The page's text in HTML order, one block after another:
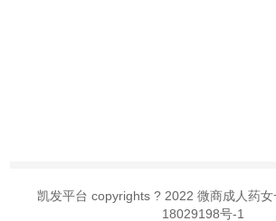
凯发平台 copyrights ? 2022 微商成人药
18029198号-1